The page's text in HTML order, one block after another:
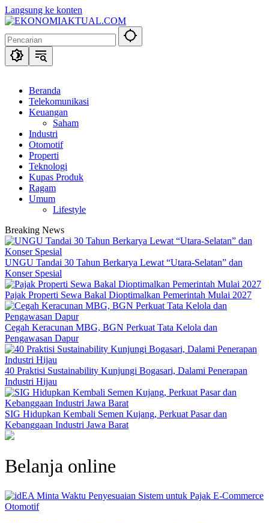
Langsung ke konten
Beranda
Telekomunikasi
Keuangan
Saham
Industri
Otomotif
Properti
Teknologi
Kupas Produk
Ragam
Umum
Lifestyle
Breaking News
UNGU Tandai 30 Tahun Berkarya Lewat “Utara-Selatan” dan
Konser Spesial
Pajak Properti Sewa Bakal Dioptimalkan Pemerintah Mulai 2027
Cegah Keracunan MBG, BGN Perkuat Tata Kelola dan
Pengawasan Dapur
40 Praktisi Sustainability Kunjungi Bogasari, Dalami Penerapan
Industri Hijau
SIG Hidupkan Kembali Semen Kujang, Perkuat Pasar dan
Kebanggaan Industri Jawa Barat
Belanja online
Otomotif